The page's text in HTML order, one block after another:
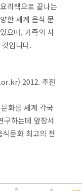
리책으로 끝나는
한 세계 음식 문
으며, 가족의 사
입니다.
2012. 추천
화를 세계 각국
구하는데 앞장서
문화 최고의 전